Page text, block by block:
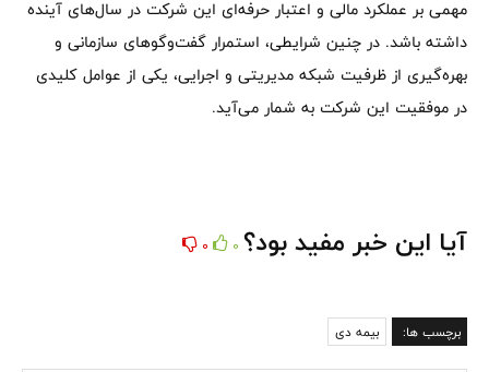
مهمی بر عملکرد مالی و اعتبار حرفه‌ای این شرکت در سال‌های آینده
داشته باشد. در چنین شرایطی، استمرار گفت‌وگوهای سازمانی و
بهره‌گیری از ظرفیت شبکه مدیریتی و اجرایی، یکی از عوامل کلیدی
در موفقیت این شرکت به شمار می‌آید.
آیا این خبر مفید بود؟ 0
0
برچسب ها: بیمه دی